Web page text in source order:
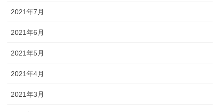
2021年7月
2021年6月
2021年5月
2021年4月
2021年3月